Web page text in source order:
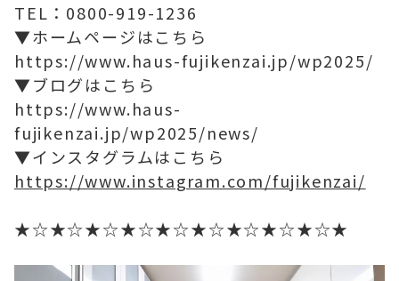
TEL：0800-919-1236
▼ホームページはこちら
https://www.haus-fujikenzai.jp/wp2025/
▼ブログはこちら
https://www.haus-
fujikenzai.jp/wp2025/news/
▼インスタグラムはこちら
https://www.instagram.com/fujikenzai/
★☆★☆★☆★☆★☆★☆★☆★☆★☆★